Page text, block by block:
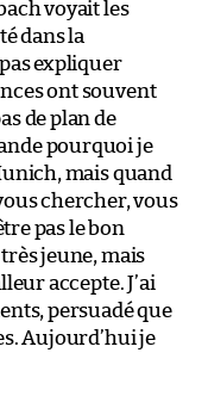
voyait les
dans la
expliquer
ont souvent
de plan de
pourquoi je
mais quand
chercher, vous
pas le bon
jeune, mais
accepte. J’ai
persuadé que
Aujourd’hui je